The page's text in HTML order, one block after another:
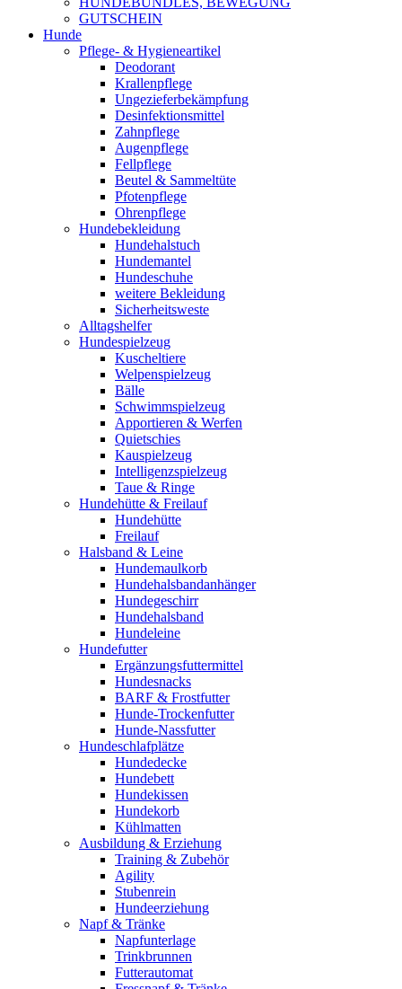
GUTSCHEIN
Hunde
Pflege- & Hygieneartikel
Deodorant
Krallenpflege
Ungezieferbekämpfung
Desinfektionsmittel
Zahnpflege
Augenpflege
Fellpflege
Beutel & Sammeltüte
Pfotenpflege
Ohrenpflege
Hundebekleidung
Hundehalstuch
Hundemantel
Hundeschuhe
weitere Bekleidung
Sicherheitsweste
Alltagshelfer
Hundespielzeug
Kuscheltiere
Welpenspielzeug
Bälle
Schwimmspielzeug
Apportieren & Werfen
Quietschies
Kauspielzeug
Intelligenzspielzeug
Taue & Ringe
Hundehütte & Freilauf
Hundehütte
Freilauf
Halsband & Leine
Hundemaulkorb
Hundehalsbandanhänger
Hundegeschirr
Hundehalsband
Hundeleine
Hundefutter
Ergänzungsfuttermittel
Hundesnacks
BARF & Frostfutter
Hunde-Trockenfutter
Hunde-Nassfutter
Hundeschlafplätze
Hundedecke
Hundebett
Hundekissen
Hundekorb
Kühlmatten
Ausbildung & Erziehung
Training & Zubehör
Agility
Stubenrein
Hundeerziehung
Napf & Tränke
Napfunterlage
Trinkbrunnen
Futterautomat